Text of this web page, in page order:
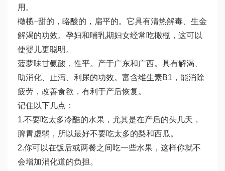
用。
橄榄–甜的，略酸的，扁平的。它具有清热解毒、生金
解渴的功效。孕妇和哺乳期妇女经常吃橄榄，这可以
使婴儿更聪明。
菠萝味甘氨酸，性平。产于广东和广西。具有解渴、
助消化、止泻、利尿的功效。富含维生素B1，能消除
疲劳，改善食欲，有利于产后恢复。
记住以下几点：
1.不要吃太多冷酷的水果，尤其是在产后的头几天，
脾胃虚弱，所以最好不要吃太多的梨和西瓜。
2.你可以在饭后或两餐之间吃一些水果，这样你就不
会增加消化道的负担。